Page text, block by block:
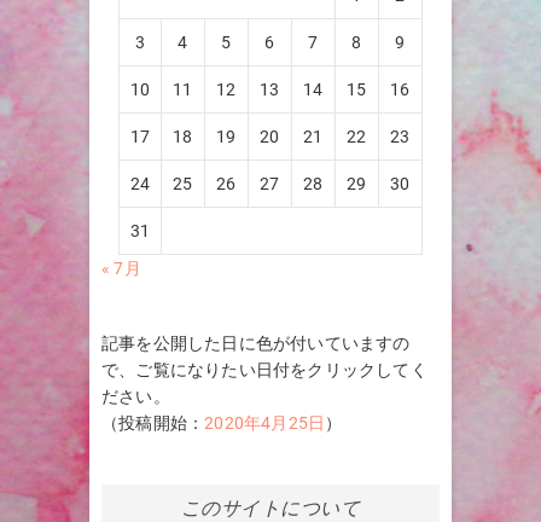
3 4 5 6 7 8 9
10 11 12 13 14 15 16
17 18 19 20 21 22 23
24 25 26 27 28 29 30
31
« 7月
記事を公開した日に色が付いていますの
で、ご覧になりたい日付をクリックしてく
ださい。
（投稿開始：2020年4月25日 ）
このサイトについて